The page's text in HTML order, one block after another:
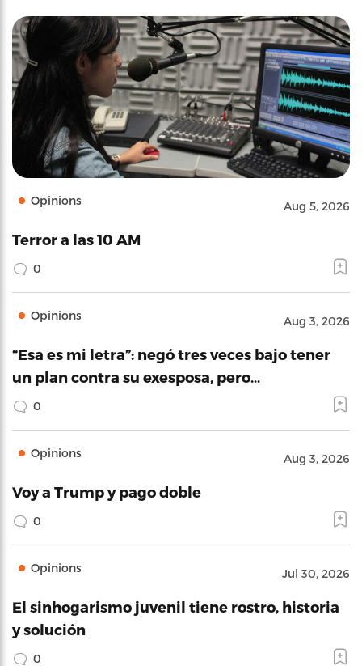
Opinions Aug 5, 2026
Terror a las 10 AM
0
Opinions Aug 3, 2026
“Esa es mi letra”: negó tres veces bajo tener
un plan contra su exesposa, pero…
0
Opinions Aug 3, 2026
Voy a Trump y pago doble
0
Opinions Jul 30, 2026
El sinhogarismo juvenil tiene rostro, historia
y solución
0